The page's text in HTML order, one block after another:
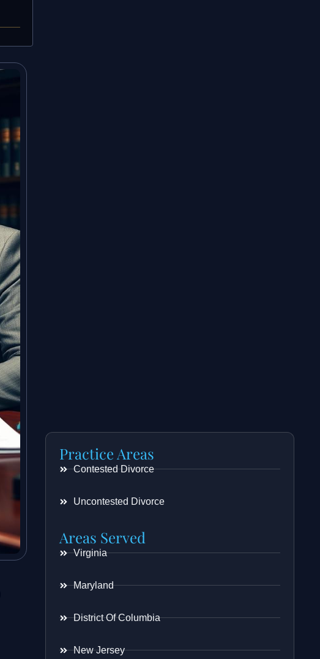
Practice Areas
Contested Divorce
Uncontested Divorce
Areas Served
Virginia
Maryland
District Of Columbia
New Jersey